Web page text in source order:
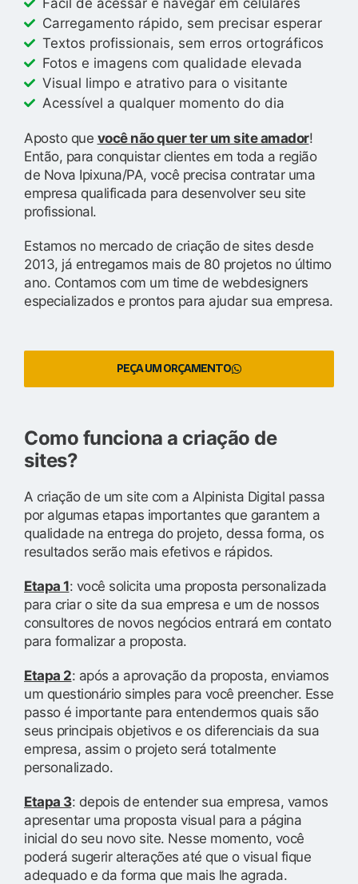
Carregamento rápido, sem precisar esperar
Textos profissionais, sem erros ortográficos
Fotos e imagens com qualidade elevada
Visual limpo e atrativo para o visitante
Acessível a qualquer momento do dia
Aposto que você não quer ter um site amador!
Então, para conquistar clientes em toda a região
de Nova Ipixuna/PA, você precisa contratar uma
empresa qualificada para desenvolver seu site
profissional.
Estamos no mercado de criação de sites desde
2013, já entregamos mais de 80 projetos no último
ano. Contamos com um time de webdesigners
especializados e prontos para ajudar sua empresa.
PEÇA UM ORÇAMENTO
Como funciona a criação de
sites?
A criação de um site com a Alpinista Digital passa
por algumas etapas importantes que garantem a
qualidade na entrega do projeto, dessa forma, os
resultados serão mais efetivos e rápidos.
Etapa 1: você solicita uma proposta personalizada
para criar o site da sua empresa e um de nossos
consultores de novos negócios entrará em contato
para formalizar a proposta.
Etapa 2: após a aprovação da proposta, enviamos
um questionário simples para você preencher. Esse
passo é importante para entendermos quais são
seus principais objetivos e os diferenciais da sua
empresa, assim o projeto será totalmente
personalizado.
Etapa 3: depois de entender sua empresa, vamos
apresentar uma proposta visual para a página
inicial do seu novo site. Nesse momento, você
poderá sugerir alterações até que o visual fique
adequado e da forma que mais lhe agrada.